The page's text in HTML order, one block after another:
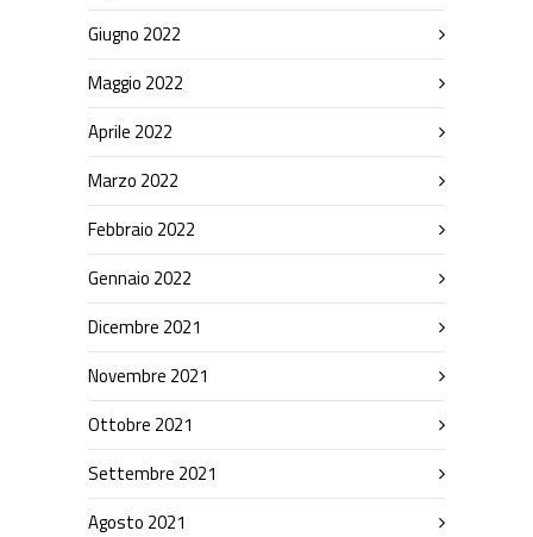
Giugno 2022
Maggio 2022
Aprile 2022
Marzo 2022
Febbraio 2022
Gennaio 2022
Dicembre 2021
Novembre 2021
Ottobre 2021
Settembre 2021
Agosto 2021